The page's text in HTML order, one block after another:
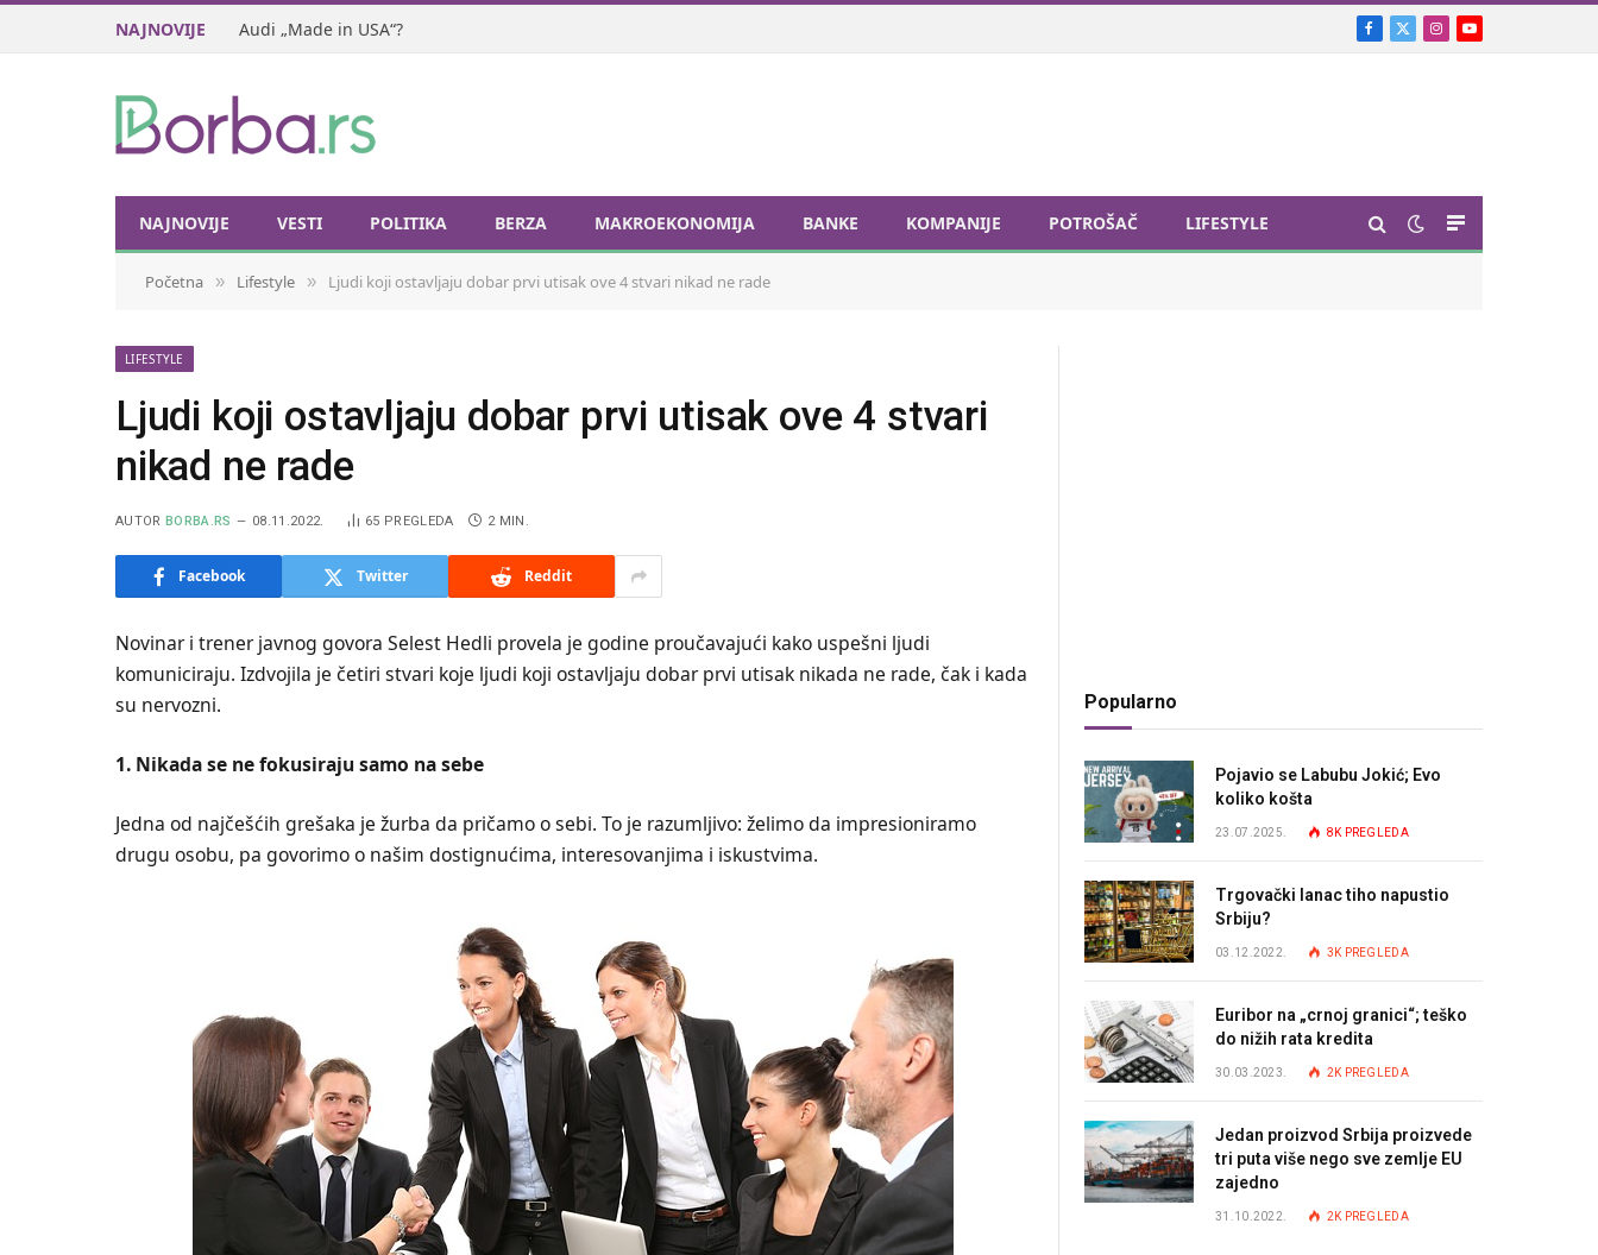
NAJNOVIJE Audi „Made in USA“? Facebook
X
Instagram
YouTube
NAJNOVIJE VESTI POLITIKA BERZA MAKROEKONOMIJA BANKE KOMPANIJE POTROŠAČ LIFESTYLE
Početna » Lifestyle » Ljudi koji ostavljaju dobar prvi utisak ove 4 stvari nikad ne rade
LIFESTYLE
Ljudi koji ostavljaju dobar prvi utisak ove 4 stvari
nikad ne rade
AUTOR BORBA.RS 08.11.2022. 65 PREGLEDA 2 MIN.
Facebook Twitter Reddit
Novinar i trener javnog govora Selest Hedli provela je godine proučavajući kako uspešni ljudi
komuniciraju. Izdvojila je četiri stvari koje ljudi koji ostavljaju dobar prvi utisak nikada ne rade, čak i kada
su nervozni.
1. Nikada se ne fokusiraju samo na sebe
Jedna od najčešćih grešaka je žurba da pričamo o sebi. To je razumljivo: želimo da impresioniramo
drugu osobu, pa govorimo o našim dostignućima, interesovanjima i iskustvima.
Popularno
Pojavio se Labubu Jokić; Evo
koliko košta
23.07.2025. 8K PREGLEDA
Trgovački lanac tiho napustio
Srbiju?
03.12.2022. 3K PREGLEDA
Euribor na „crnoj granici“; teško
do nižih rata kredita
30.03.2023. 2K PREGLEDA
Jedan proizvod Srbija proizvede
tri puta više nego sve zemlje EU
zajedno
31.10.2022. 2K PREGLEDA